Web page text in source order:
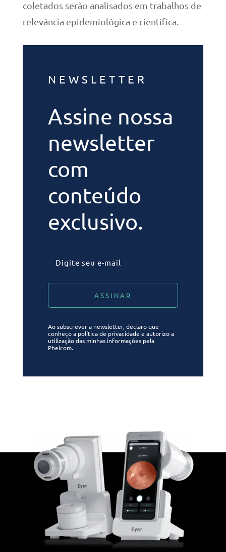
coletados serão analisados em trabalhos de
relevância epidemiológica e científica.
NEWSLETTER
Assine nossa
newsletter
com
conteúdo
exclusivo.
Ao subscrever a newsletter, declaro que
conheço a política de privacidade e autorizo a
utilização das minhas informações pela
Phelcom.